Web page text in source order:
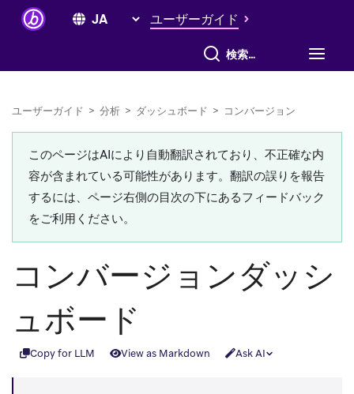
ユーザーガイド
すべて検索
ユーザーガイド > 分析 > ダッシュボード > コンバージョン
このページはAIにより自動翻訳されており、不正確な内
容が含まれている可能性があります。翻訳の誤りを報告
するには、ページ右側の目次の下にあるフィードバック
をご利用ください。
コンバージョンダッシ
ュボード
Copy for LLM View as Markdown Ask AI